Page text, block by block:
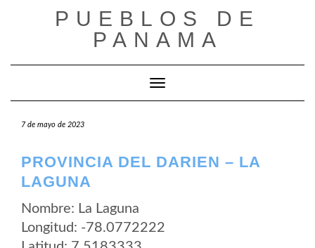
PUEBLOS DE
PANAMA
Cambiar modo de navegación
7 de mayo de 2023
PROVINCIA DEL DARIEN – LA
LAGUNA
Nombre: La Laguna
Longitud: -78.0772222